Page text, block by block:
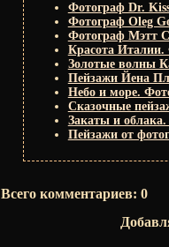
Фотограф Dr.
Фотограф Oleg
Фотограф Мэтт
Красота Италии.
Золотые волны
Пейзажи Йена
Небо и море.
Сказочные
Закаты и
Пейзажи от
Всего комментариев: 0